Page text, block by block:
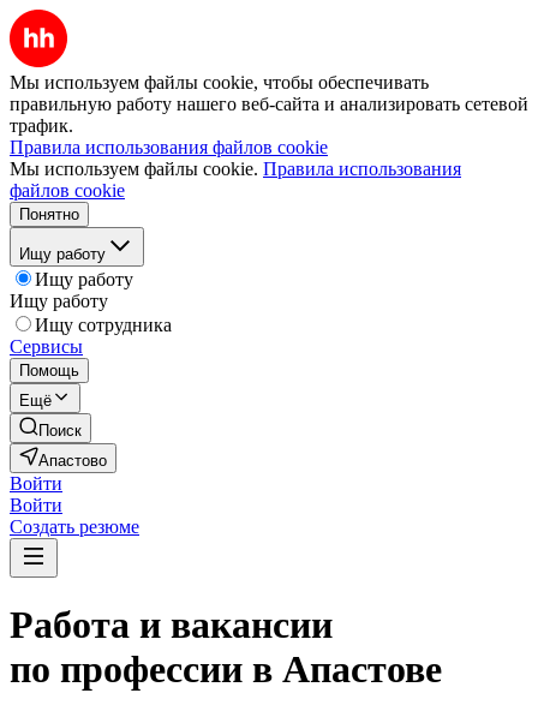
Мы используем файлы cookie, чтобы обеспечивать
правильную работу нашего веб-сайта и анализировать сетевой
трафик.
Правила использования файлов cookie
Мы используем файлы cookie. Правила использования
файлов cookie
Понятно
Ищу работу
Ищу работу
Ищу работу
Ищу сотрудника
Сервисы
Помощь
Ещё
Поиск
Апастово
Войти
Войти
Создать резюме
Работа и вакансии
по профессии в Апастове